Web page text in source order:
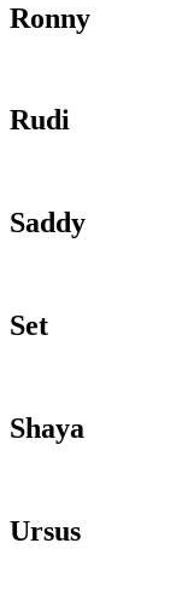
Ronny
Rudi
Saddy
Set
Shaya
Ursus